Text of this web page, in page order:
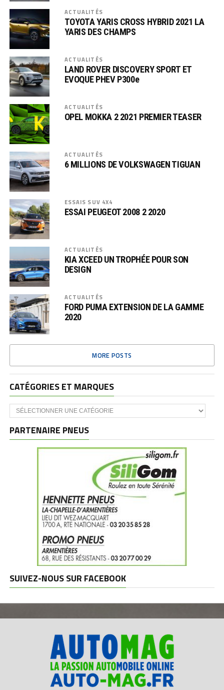
ACTUALITÉS
TOYOTA YARIS CROSS HYBRID 2021 LA
YARIS DES CHAMPS
ACTUALITÉS
LAND ROVER DISCOVERY SPORT ET
EVOQUE PHEV P300e
ACTUALITÉS
OPEL MOKKA 2 2021 PREMIER TEASER
ACTUALITÉS
6 MILLIONS DE VOLKSWAGEN TIGUAN
ESSAIS SUV 4X4
ESSAI PEUGEOT 2008 2 2020
ACTUALITÉS
KIA XCEED UN TROPHÉE POUR SON
DESIGN
ACTUALITÉS
FORD PUMA EXTENSION DE LA GAMME
2020
MORE POSTS
CATÉGORIES ET MARQUES
Catégories
et
PARTENAIRE PNEUS
SUIVEZ-NOUS SUR FACEBOOK